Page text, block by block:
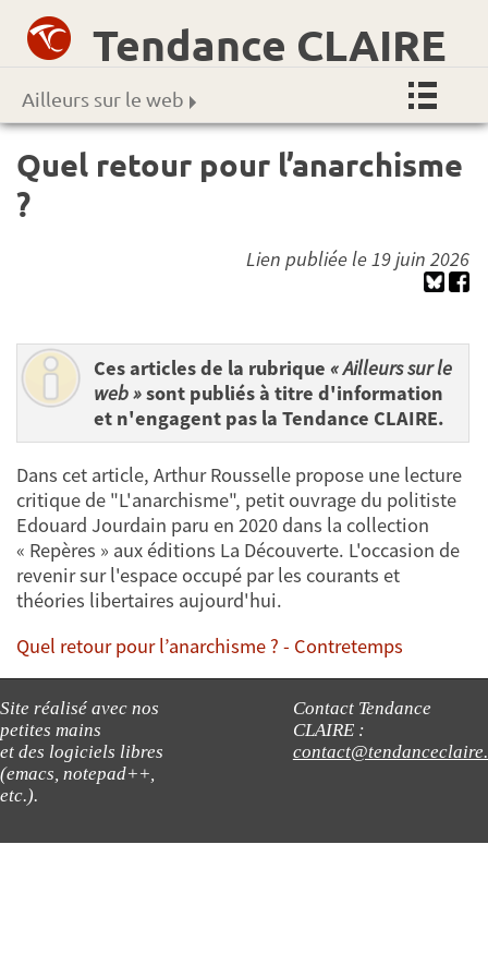
Tendance CLAIRE
Ailleurs sur le web
Quel retour pour l’anarchisme
?
Lien publiée le 19 juin 2026
Ces articles de la rubrique « Ailleurs sur le
web »sont publiés à titre d'information
et n'engagent pas la Tendance CLAIRE.
Dans cet article, Arthur Rousselle propose une lecture
critique de "L'anarchisme", petit ouvrage du politiste
Edouard Jourdain paru en 2020 dans la collection
« Repères » aux éditions La Découverte. L'occasion de
revenir sur l'espace occupé par les courants et
théories libertaires aujourd'hui.
Quel retour pour l’anarchisme ? - Contretemps
Site réalisé avec nos
petites mains
et des logiciels libres
(emacs, notepad++,
etc.).
Contact Tendance
CLAIRE :